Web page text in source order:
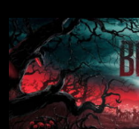
TO
CONTENT